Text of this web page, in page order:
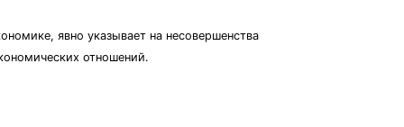
явно указывает на несовершенства
отношений.